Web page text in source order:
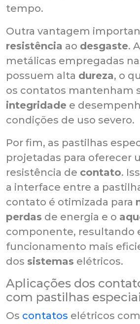
tempo.
Outra vantagem
resistência ao desgaste.
metálicas empregadas
possuem alta dureza, o
os contatos mantenham
integridade e
condições de uso severo.
Por fim, as pastilhas
projetadas para oferecer
resistência de contato.
a interface entre a
contato é otimizada para
perdas de energia e o
componente, resultando
funcionamento mais
dos sistemas elétricos.
Aplicações dos
com pastilhas
Os contatos elétricos